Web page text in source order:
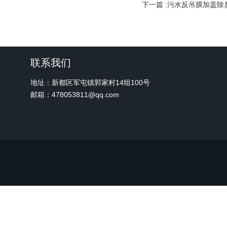
下一篇 :污水反吊膜加盖除
联系我们
地址：新都区军屯镇郭家村14组100号
邮箱：478053811@qq.com